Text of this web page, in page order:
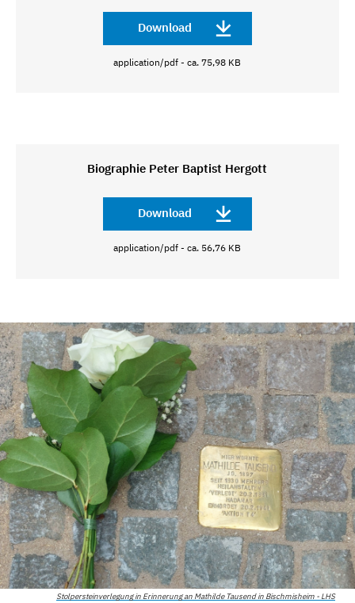
Download
application/pdf - ca. 75,98 KB
Biographie Peter Baptist Hergott
Download
application/pdf - ca. 56,76 KB
Stolpersteinverlegung in Erinnerung an Mathilde Tausend in Bischmisheim - LHS